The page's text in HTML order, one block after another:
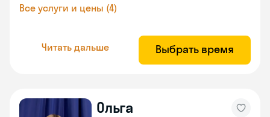
Все услуги и цены (4)
Читать дальше Выбрать время
Ольга